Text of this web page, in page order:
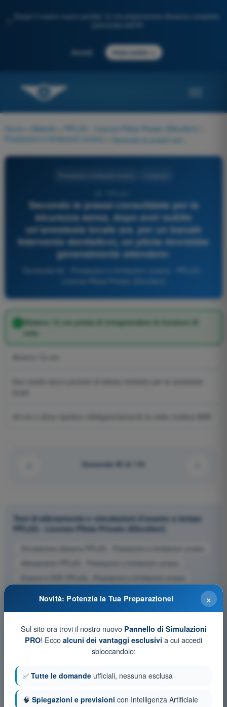
Scopri il nostro nuovo portale: la tua preparazione d'esame completa,
Accedi Inizia subito
Home Materie PPL(H) - Licenza Pilota Privato (Elicotteri)
Prestazioni e limitazioni umane
Secondo le prassi consolidate per la
sicurezza aerea, dopo aver subìto
un'anestesia locale (es. per un banale
intervento dentistico), un pilota dovrebbe
generalmente attendere:
Almeno 12 ore prima di intraprendere le funzioni di
volo
Domanda 95 di 115
Test di allenamento e simulazioni d'esame a tempo
PPL(H) - Licenza Pilota Privato (Elicotteri)
Simulazione d'esame PPL(H) - Prestazioni e limitazioni umane
Esame in PDF PPL(H) - Prestazioni e limitazioni umane
×
Novità: Potenzia la Tua Preparazione!
Sul sito ora trovi il nostro nuovo Pannello di Simulazioni
PRO! Ecco alcuni dei vantaggi esclusivi a cui accedi
sbloccandolo:
✅ Tutte le domande ufficiali, nessuna esclusa
🧠 Spiegazioni e previsioni con Intelligenza Artificiale